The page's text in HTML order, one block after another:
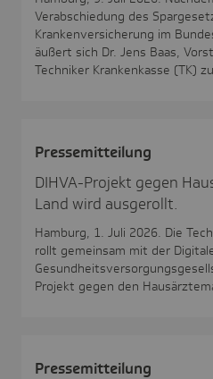
Verabschiedung des
Krankenversicherung im
äußert sich Dr. Jens Baas,
Techniker Krankenkasse (TK)
Pres­se­mit­tei­lung
DIHVA-Projekt gegen
Land wird ausgerollt.
Hamburg, 1. Juli 2026. Die
rollt gemeinsam mit der
Projekt gegen den
Pres­se­mit­tei­lung